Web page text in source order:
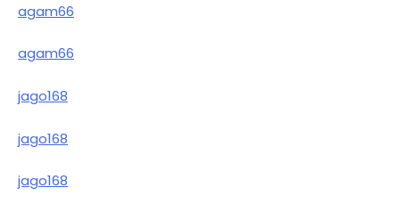
agam66
agam66
jago168
jago168
jago168